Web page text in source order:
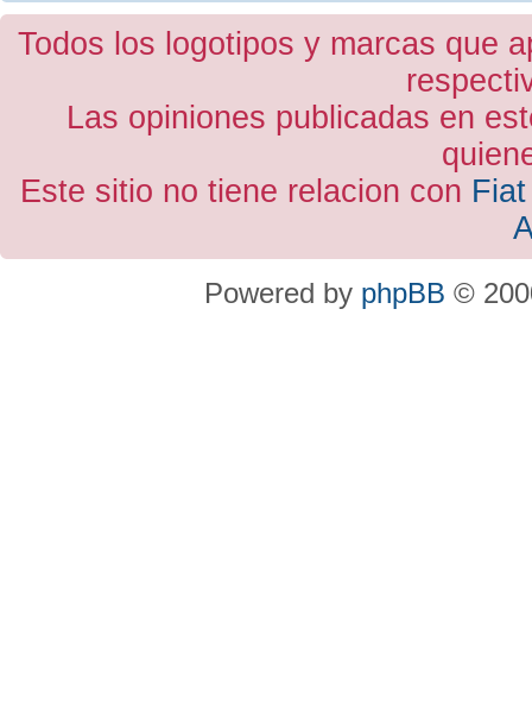
Todos los logotipos y marcas que
Las opiniones publicadas en
Este sitio no tiene relacion con
Powered by phpBB ©